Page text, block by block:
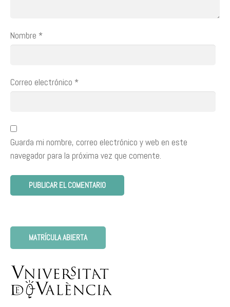
Nombre *
Correo electrónico *
Guarda mi nombre, correo electrónico y web en este
navegador para la próxima vez que comente.
MATRÍCULA ABIERTA